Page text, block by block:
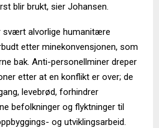
blir brukt, sier Johansen.
svært alvorlige humanitære
etter minekonvensjonen, som
bak. Anti-personellminer dreper
etter at en konflikt er over; de
levebrød, forhindrer
befolkninger og flyktninger til
og utviklingsarbeid.